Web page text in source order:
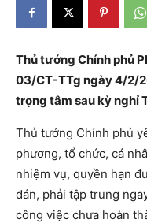
Thủ tướng Chính phủ
03/CT-TTg ngày 4/2/
trọng tâm sau kỳ nghỉ
Thủ tướng Chính phủ
phương, tổ chức, cá
nhiệm vụ, quyền hạn
đán, phải tập trung
công việc chưa hoàn